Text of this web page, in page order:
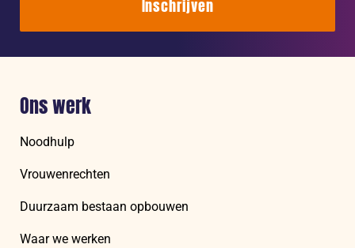
Inschrijven
Ons werk
Noodhulp
Vrouwenrechten
Duurzaam bestaan opbouwen
Waar we werken